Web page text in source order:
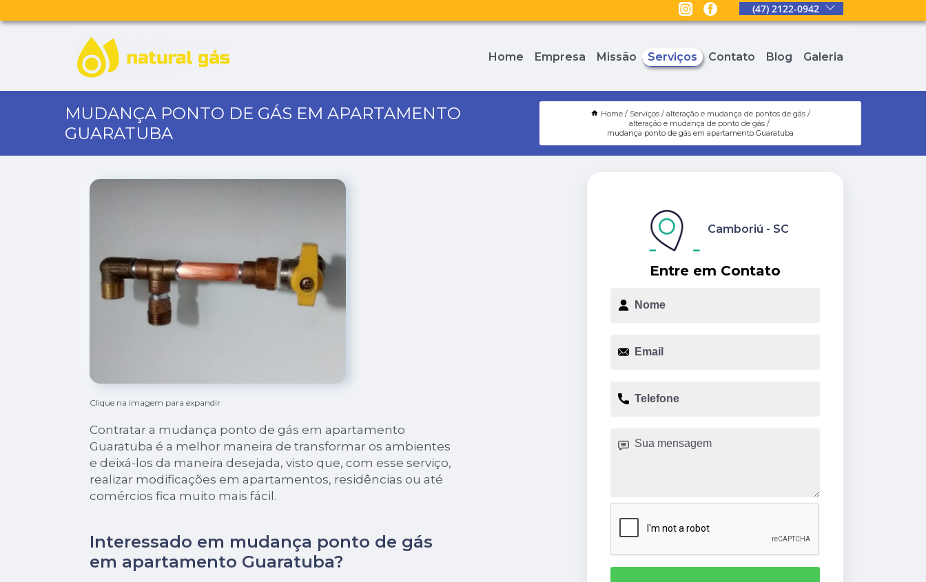
(47) 2122-0942
Home Empresa Missão Serviços Contato Blog Galeria
MUDANÇA PONTO DE GÁS EM APARTAMENTO
GUARATUBA
Home Serviços
alteração e mudança de pontos de gás
alteração e mudança de ponto de gás
mudança ponto de gás em apartamento Guaratuba
Clique na imagem para expandir
Contratar a mudança ponto de gás em apartamento
Guaratuba é a melhor maneira de transformar os ambientes
e deixá-los da maneira desejada, visto que, com esse serviço,
realizar modificações em apartamentos, residências ou até
comércios fica muito mais fácil.
Interessado em mudança ponto de gás
em apartamento Guaratuba?
Entre em Contato
Camboriú - SC